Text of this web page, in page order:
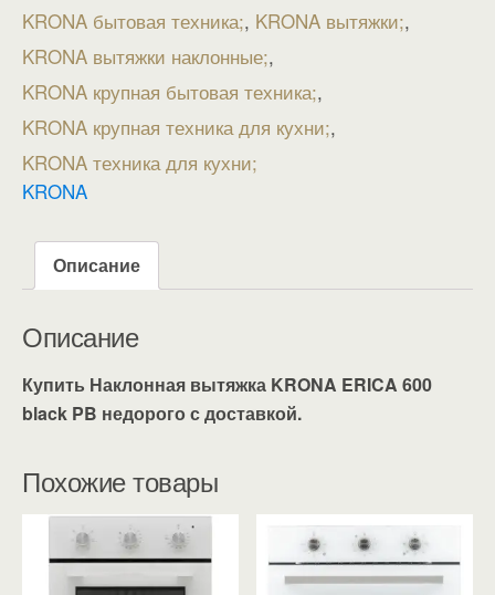
KRONA бытовая техника , KRONA вытяжки ,
KRONA вытяжки наклонные ,
KRONA крупная бытовая техника ,
KRONA крупная техника для кухни ,
KRONA техника для кухни
KRONA
Описание
Описание
Купить Наклонная вытяжка KRONA ERICA 600
black PB недорого с доставкой.
Похожие товары